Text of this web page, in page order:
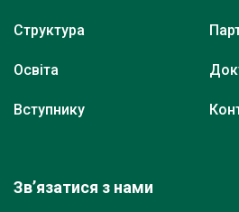
Структура
Освіта
Вступнику
Зв’язатися з нами